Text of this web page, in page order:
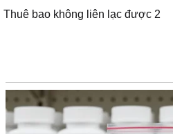
Thuê bao không liên lạc được 2